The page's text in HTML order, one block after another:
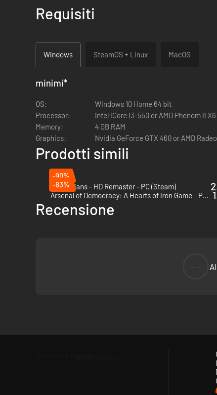
Requisiti
Windows SteamOS + Linux MacOS
minimi*
OS:
Windows 10 Home 64 bit
Processor:
Intel iCore i3-550 or AMD Phenom II X6
Memory:
4 GB RAM
Graphics:
Nvidia GeForce GTX 460 or AMD
Prodotti simili
-90%
Praetorians - HD Remaster - PC (Steam)
-83%
Arsenal of Democracy: A Hearts of Iron Game - PC (Steam)
Recensione